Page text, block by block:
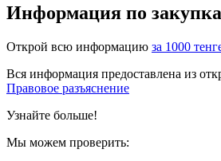
Информация по
Открой всю информацию за 1000
Вся информация предоставлена из
Правовое разъяснение
Узнайте больше!
Мы можем проверить: